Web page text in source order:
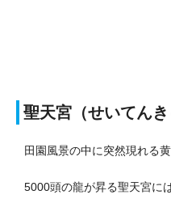
聖天宮（せいてんき
田園風景の中に突然現れる
5000頭の龍が昇る聖天宮に